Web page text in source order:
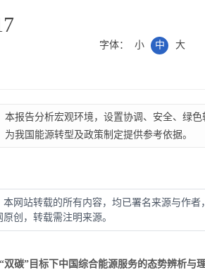
字体： 小 中 大
本报告分析宏观环境，设置协调、安全、绿
为我国能源转型及政策制定提供参考依据。
本网站转载的所有内容，均已署名来源与作
创，转载需注明来源。
“双碳”目标下中国综合能源服务的态势辨析与